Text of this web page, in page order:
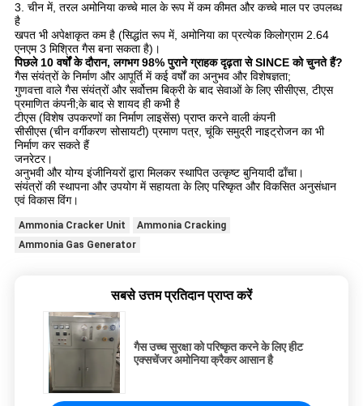
3. चीन में, तरल अमोनिया कच्चे माल के रूप में कम कीमत और कच्चे माल पर उपलब्ध
है
खपत भी अपेक्षाकृत कम है (सिद्धांत रूप में, अमोनिया का प्रत्येक किलोग्राम 2.64
एनएम 3 मिश्रित गैस बना सकता है)।
पिछले 10 वर्षों के दौरान, लगभग 98% पुराने ग्राहक दृढ़ता से SINCE को चुनते हैं?
गैस संयंत्रों के निर्माण और आपूर्ति में कई वर्षों का अनुभव और विशेषज्ञता;
गुणवत्ता वाले गैस संयंत्रों और सर्वोत्तम बिक्री के बाद सेवाओं के लिए सीसीएस, टीएस
प्रमाणित कंपनी;के बाद से शायद ही कभी है
टीएस (विशेष उपकरणों का निर्माण लाइसेंस) प्राप्त करने वाली कंपनी
सीसीएस (चीन वर्गीकरण सोसायटी) प्रमाण पत्र, चूंकि समुद्री नाइट्रोजन का भी
निर्माण कर सकते हैं
जनरेटर।
अनुभवी और योग्य इंजीनियरों द्वारा मिलकर स्थापित उत्कृष्ट बुनियादी ढाँचा।
संयंत्रों की स्थापना और उपयोग में सहायता के लिए परिष्कृत और विकसित अनुसंधान
एवं विकास विंग।
Ammonia Cracker Unit
Ammonia Cracking
Ammonia Gas Generator
सबसे उत्तम प्रतिदान प्राप्त करें
गैस उच्च सुरक्षा को परिष्कृत करने के लिए हीट
एक्सचेंजर अमोनिया क्रैकर आसान है